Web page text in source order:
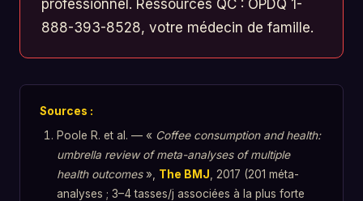
professionnel. Ressources QC : OPDQ 1-
888-393-8528, votre médecin de famille.
Sources :
Poole R. et al. — « Coffee consumption and health:
umbrella review of meta-analyses of multiple
health outcomes», The BMJ , 2017 (201 méta-
analyses ; 3–4 tasses/j associées à la plus forte